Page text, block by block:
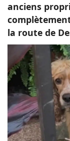
anciens
la route de